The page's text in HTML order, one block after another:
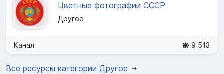
Цветные фотографии СССР
Другое
Канал 9 513
Все ресурсы категории Другое